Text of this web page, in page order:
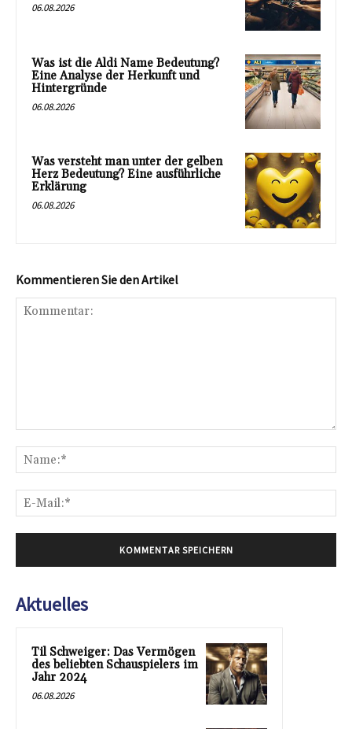
06.08.2026
Was ist die Aldi Name Bedeutung?
Eine Analyse der Herkunft und
Hintergründe
06.08.2026
Was versteht man unter der gelben
Herz Bedeutung? Eine ausführliche
Erklärung
06.08.2026
Kommentieren Sie den Artikel
Aktuelles
Til Schweiger: Das Vermögen
des beliebten Schauspielers im
Jahr 2024
06.08.2026